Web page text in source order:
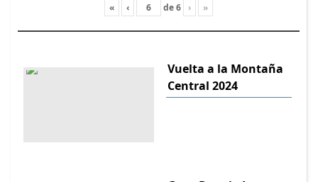
« ‹ de6 › »
Vuelta a la Montaña
Central 2024